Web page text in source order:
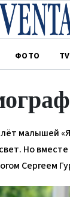
ФОТО TV
малышей
Но
Сергеем